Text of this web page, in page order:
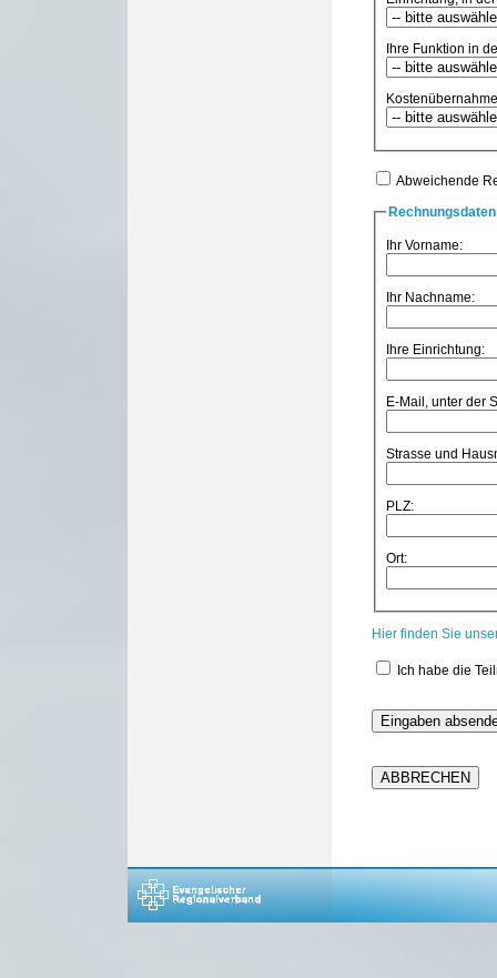
Ihre Funktion in
Abweichende
Ihr Vorname:
Ihr Nachname:
Ihre Einrichtung:
E-Mail, unter der
Strasse und
PLZ:
Ort:
Hier finden Sie
Ich habe die